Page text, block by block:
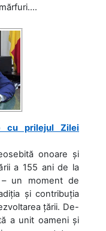
cu prilejul Zilei
onoare și
a 155 ani de la
un moment de
și contribuția
țării. De-
a unit oameni și